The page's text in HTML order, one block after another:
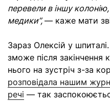
перевели в іншу
медики”, — каже мати
Зараз Олексій у
зможе після закінчення
нього на зустріч з-за
розповідала нашим
речі — так